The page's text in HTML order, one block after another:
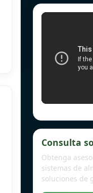
Consulta
Obtenga
sistemas de
soluciones de